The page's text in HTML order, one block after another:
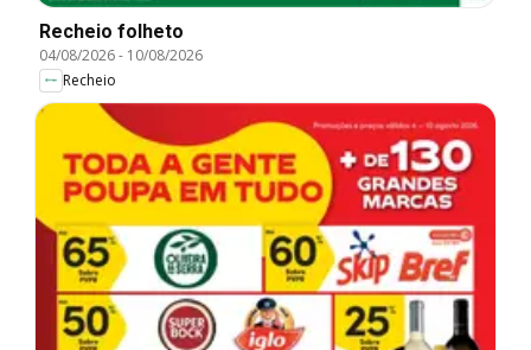
Recheio folheto
04/08/2026- 10/08/2026
Recheio